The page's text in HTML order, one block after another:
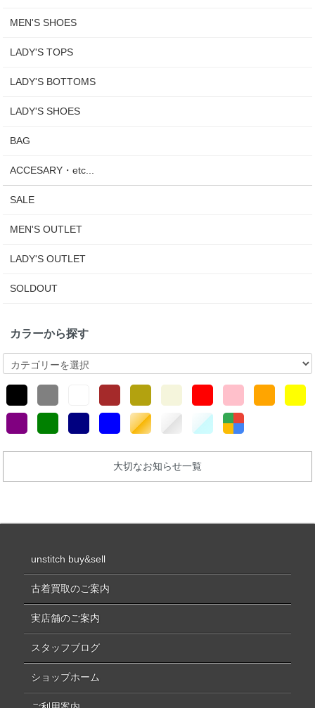
MEN'S SHOES
LADY'S TOPS
LADY'S BOTTOMS
LADY'S SHOES
BAG
ACCESARY・etc...
SALE
MEN'S OUTLET
LADY'S OUTLET
SOLDOUT
カラーから探す
大切なお知らせ一覧
unstitch buy&sell
古着買取のご案内
実店舗のご案内
スタッフブログ
ショップホーム